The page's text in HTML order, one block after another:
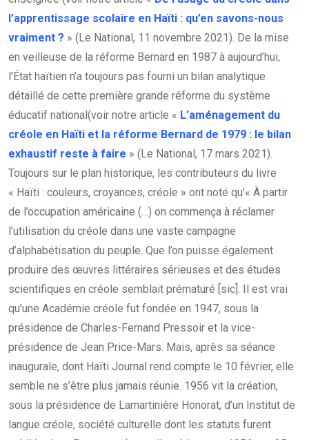
l’apprentissage scolaire en Haïti : qu’en savons-nous
vraiment ? » (Le National, 11 novembre 2021). De la mise
en veilleuse de la réforme Bernard en 1987 à aujourd’hui,
l’État haïtien n’a toujours pas fourni un bilan analytique
détaillé de cette première grande réforme du système
éducatif national(voir notre article « L’aménagement du
créole en Haïti et la réforme Bernard de 1979 : le bilan
exhaustif reste à faire » (Le National, 17 mars 2021).
Toujours sur le plan historique, les contributeurs du livre
« Haïti : couleurs, croyances, créole » ont noté qu’« À partir
de l’occupation américaine (…) on commença à réclamer
l’utilisation du créole dans une vaste campagne
d’alphabétisation du peuple. Que l’on puisse également
produire des œuvres littéraires sérieuses et des études
scientifiques en créole semblait prématuré [sic]. Il est vrai
qu’une Académie créole fut fondée en 1947, sous la
présidence de Charles-Fernand Pressoir et la vice-
présidence de Jean Price-Mars. Mais, après sa séance
inaugurale, dont Haïti Journal rend compte le 10 février, elle
semble ne s’être plus jamais réunie. 1956 vit la création,
sous la présidence de Lamartinière Honorat, d’un Institut de
langue créole, société culturelle dont les statuts furent